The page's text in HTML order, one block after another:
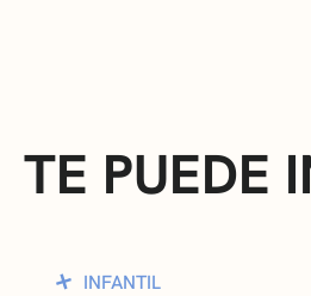
TE PUEDE
INFANTIL